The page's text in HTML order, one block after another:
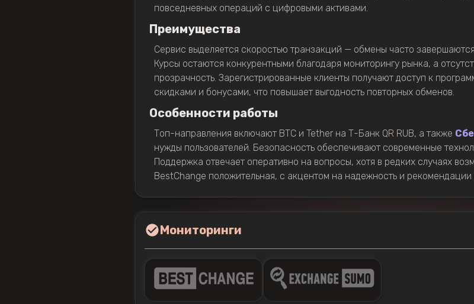
повседневных операций с цифровыми активами.
Преимущества
Сервис выделяется скоростью транзакций — обмены часто
Курсы остаются конкурентными благодаря мониторингу рынка, а
прозрачность. Зарегистрированные клиенты получают доступ к
скидками и бонусами, что повышает выгодность повторных обменов.
Особенности работы
Топ-направления включают BTC и Tether на Т-Банк QR RUB, а также
нужды пользователей. Безопасность обеспечивают современные
Поддержка отвечает оперативно на вопросы, хотя в редких случаях
BestChange положительная, с акцентом на надежность и рекомендации
Мониторинги